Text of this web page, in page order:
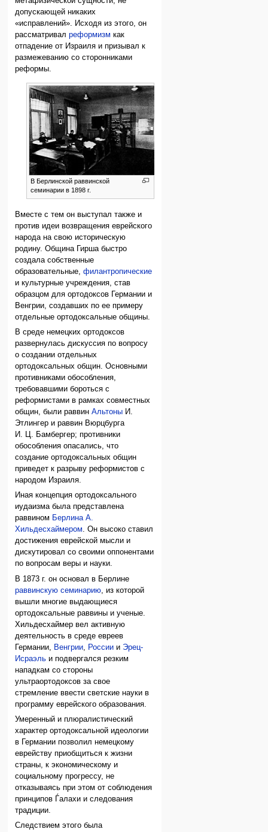
допускающей никаких
«исправлений». Исходя из этого, он
рассматривалреформизм как
отпадение от Израиля и призывал к
размежеванию со сторонниками
реформы.
В Берлинской раввинской
семинарии в 1898 г.
Вместе с тем он выступал также и
против идеи возвращения еврейского
народа на свою историческую
родину. Община Гирша быстро
создала собственные
образовательные,филантропические
и культурные учреждения, став
образцом для ортодоксов Германии и
Венгрии, создавших по ее примеру
отдельные ортодоксальные общины.
В среде немецких ортодоксов
развернулась дискуссия по вопросу
о создании отдельных
ортодоксальных общин. Основными
противниками обособления,
требовавшими бороться с
реформистами в рамках совместных
общин, были раввинАльтоны И.
Этлингер и раввин Вюрцбурга
И. Ц. Бамбергер; противники
обособления опасались, что
создание ортодоксальных общин
приведет к разрыву реформистов с
народом Израиля.
Иная концепция ортодоксального
иудаизма была представлена
раввином Берлина А.
Хильдесхаймером. Он высоко ставил
достижения еврейской мысли и
дискутировал со своими оппонентами
по вопросам веры и науки.
В 1873 г. он основал в Берлине
раввинскую семинарию , из которой
вышли многие выдающиеся
ортодоксальные раввины и ученые.
Хильдесхаймер вел активную
деятельность в среде евреев
Германии,
Венгрии России и Эрец-
Исраэль и подвергался резким
нападкам со стороны
ультраортодоксов за свое
стремление ввести светские науки в
программу еврейского образования.
Умеренный и плюралистический
характер ортодоксальной идеологии
в Германии позволил немецкому
еврейству приобщиться к жизни
страны, к экономическому и
социальному прогрессу, не
отказываясь при этом от соблюдения
принципов Ѓалахи и следования
традиции.
Следствием этого была